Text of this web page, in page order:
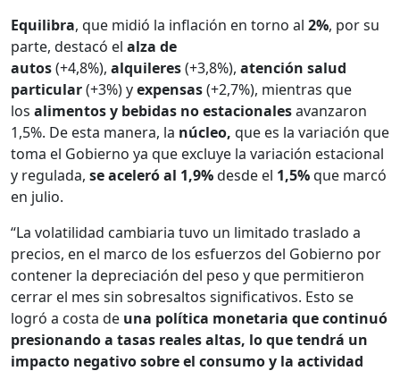
Equilibra, que midió la inflación en torno al 2%, por su
parte, destacó el alza de
autos(+4,8%), alquileres(+3,8%), atención salud
particular(+3%) yexpensas(+2,7%), mientras que
los alimentos y bebidas no estacionalesavanzaron
1,5%. De esta manera, la núcleo, que es la variación que
toma el Gobierno ya que excluye la variación estacional
y regulada, se aceleró al 1,9%desde el 1,5%que marcó
en julio.
“La volatilidad cambiaria tuvo un limitado traslado a
precios, en el marco de los esfuerzos del Gobierno por
contener la depreciación del peso y que permitieron
cerrar el mes sin sobresaltos significativos. Esto se
logró a costa de una política monetaria que continuó
presionando a tasas reales altas, lo que tendrá un
impacto negativo sobre el consumo y la actividad